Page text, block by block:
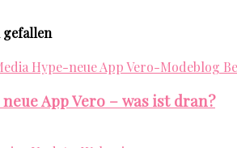
gefallen
App Vero – was ist dran?